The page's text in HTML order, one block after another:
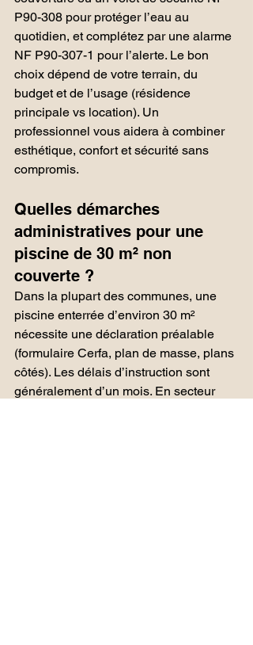
P90-308 pour protéger l’eau au
quotidien, et complétez par une alarme
NF P90-307-1 pour l’alerte. Le bon
choix dépend de votre terrain, du
budget et de l’usage (résidence
principale vs location). Un
professionnel vous aidera à combiner
esthétique, confort et sécurité sans
compromis.
Quelles démarches
administratives pour une
piscine de 30 m² non
couverte ?
Dans la plupart des communes, une
piscine enterrée d’environ 30 m²
nécessite une déclaration préalable
(formulaire Cerfa, plan de masse, plans
côtés). Les délais d’instruction sont
généralement d’un mois. En secteur